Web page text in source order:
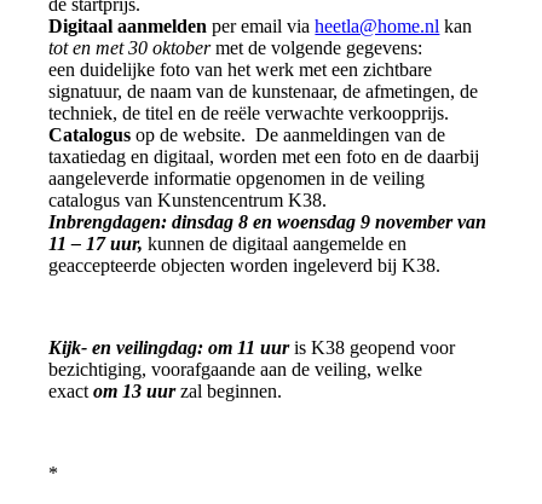
Digitaal aanmelden per email viaheetla@home.nl kan
tot en met 30 oktobermet de volgende gegevens:
een duidelijke foto van het werk met een zichtbare
signatuur, de naam van de kunstenaar, de afmetingen, de
techniek, de titel en de reële verwachte verkoopprijs.
Catalogus op de website. De aanmeldingen van de
taxatiedag en digitaal, worden met een foto en de daarbij
aangeleverde informatie opgenomen in de veiling
catalogus van Kunstencentrum K38.
Inbrengdagen: dinsdag 8 en woensdag 9 november van
11 – 17 uur,kunnen de digitaal aangemelde en
geaccepteerde objecten worden ingeleverd bij K38.
Kijk- en veilingdag: om 11 uuris K38 geopend voor
bezichtiging, voorafgaande aan de veiling, welke
exactom 13 uurzal beginnen.
*